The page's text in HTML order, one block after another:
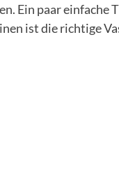
Ein paar einfache
ist die richtige